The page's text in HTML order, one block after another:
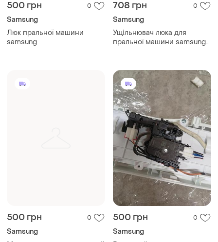
500 грн 0
Samsung
Люк пральної машини
samsung
708 грн 0
Samsung
Ущільнювач люка для
пральної машини samsung
500 грн 0
Samsung
500 грн 0
Samsung